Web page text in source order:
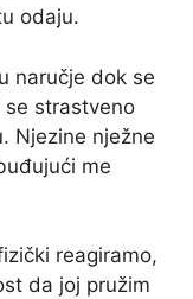
odaju.
naručje dok se
se strastveno
Njezine nježne
me
reagiramo,
da joj pružim